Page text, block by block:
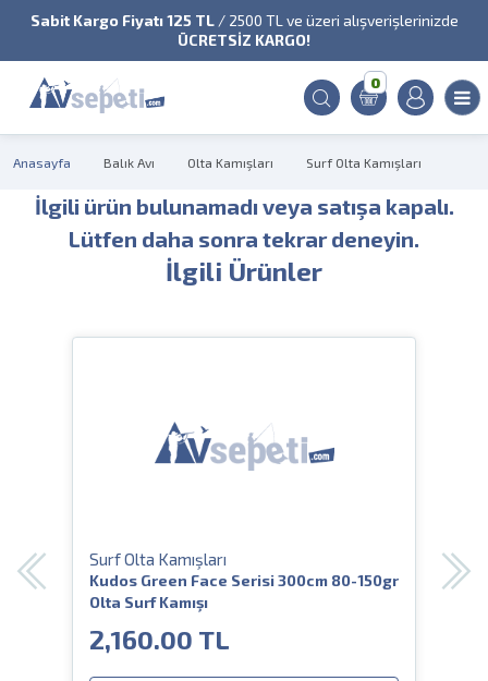
Sabit Kargo Fiyatı 125 TL/ 2500 TL ve üzeri alışverişlerinizde
ÜCRETSİZ KARGO!
0
Anasayfa Balık Avı Olta Kamışları Surf Olta Kamışları
İlgili ürün bulunamadı veya satışa kapalı.
Lütfen daha sonra tekrar deneyin.
İlgili Ürünler
Surf Olta Kamışları
Kudos Green Face Serisi 300cm 80-150gr
Olta Surf Kamışı
2,160.00 TL
Surf